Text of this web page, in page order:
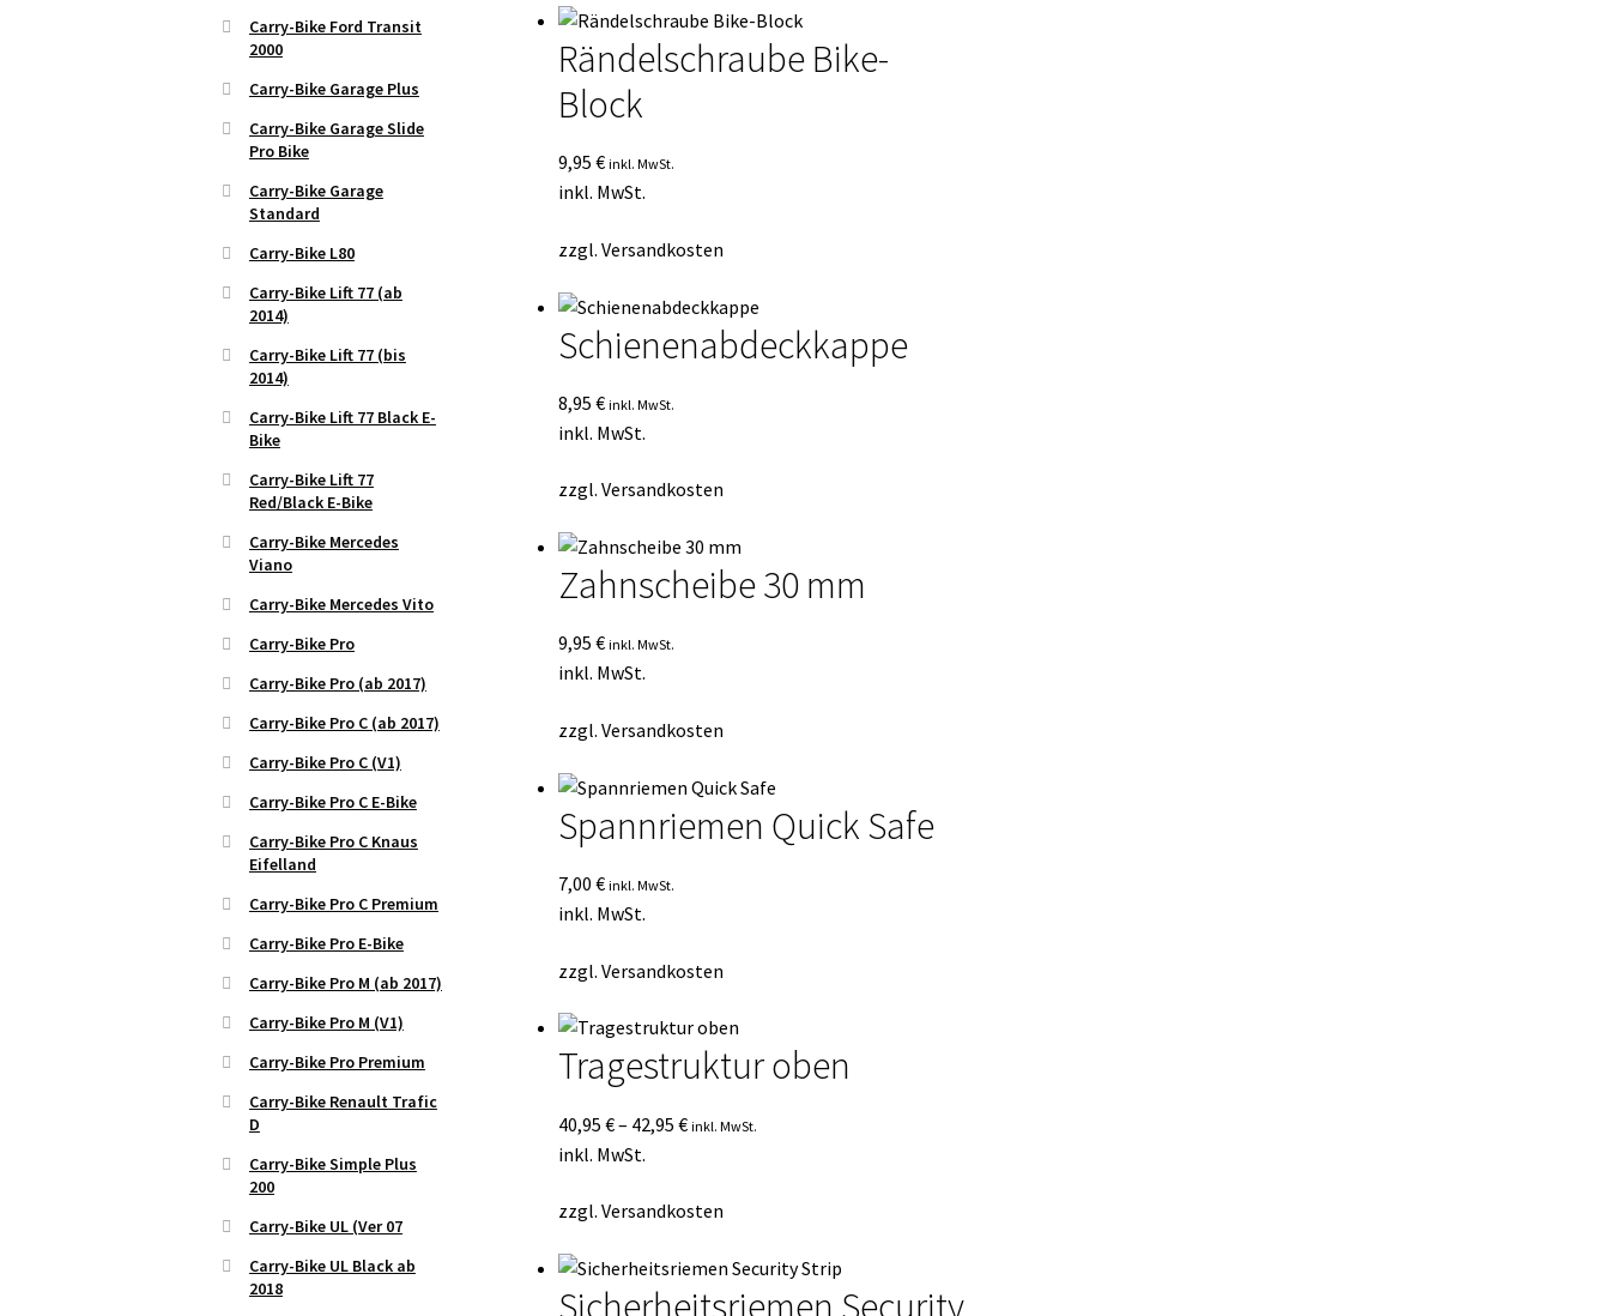
Rändelschraube Bike-
Block
9,95 € inkl. MwSt.
inkl. MwSt.
zzgl. Versandkosten
Schienenabdeckkappe
8,95 € inkl. MwSt.
inkl. MwSt.
zzgl. Versandkosten
Zahnscheibe 30 mm
9,95 € inkl. MwSt.
inkl. MwSt.
zzgl. Versandkosten
Spannriemen Quick Safe
7,00 € inkl. MwSt.
inkl. MwSt.
zzgl. Versandkosten
Tragestruktur oben
40,95 €– 42,95 € inkl. MwSt.
inkl. MwSt.
zzgl. Versandkosten
Sicherheitsriemen Security
Carry-Bike Ford Transit
2000
Carry-Bike Garage Plus
Carry-Bike Garage Slide
Pro Bike
Carry-Bike Garage
Standard
Carry-Bike L80
Carry-Bike Lift 77 (ab
2014)
Carry-Bike Lift 77 (bis
2014)
Carry-Bike Lift 77 Black E-
Bike
Carry-Bike Lift 77
Red/Black E-Bike
Carry-Bike Mercedes
Viano
Carry-Bike Mercedes Vito
Carry-Bike Pro
Carry-Bike Pro (ab 2017)
Carry-Bike Pro C (ab 2017)
Carry-Bike Pro C (V1)
Carry-Bike Pro C E-Bike
Carry-Bike Pro C Knaus
Eifelland
Carry-Bike Pro C Premium
Carry-Bike Pro E-Bike
Carry-Bike Pro M (ab 2017)
Carry-Bike Pro M (V1)
Carry-Bike Pro Premium
Carry-Bike Renault Trafic
D
Carry-Bike Simple Plus
200
Carry-Bike UL (Ver 07
Carry-Bike UL Black ab
2018